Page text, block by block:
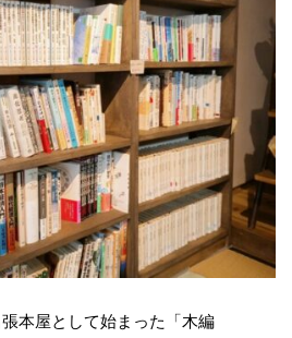
本屋として始まった「木編